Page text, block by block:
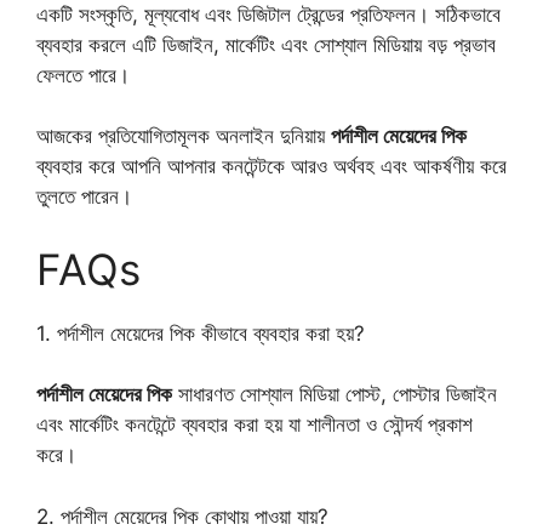
একটি সংস্কৃতি, মূল্যবোধ এবং ডিজিটাল ট্রেন্ডের প্রতিফলন। সঠিকভাবে
ব্যবহার করলে এটি ডিজাইন, মার্কেটিং এবং সোশ্যাল মিডিয়ায় বড় প্রভাব
ফেলতে পারে।
আজকের প্রতিযোগিতামূলক অনলাইন দুনিয়ায় পর্দাশীল মেয়েদের পিক
ব্যবহার করে আপনি আপনার কনটেন্টকে আরও অর্থবহ এবং আকর্ষণীয় করে
তুলতে পারেন।
FAQs
1. পর্দাশীল মেয়েদের পিক কীভাবে ব্যবহার করা হয়?
পর্দাশীল মেয়েদের পিকসাধারণত সোশ্যাল মিডিয়া পোস্ট, পোস্টার ডিজাইন
এবং মার্কেটিং কনটেন্টে ব্যবহার করা হয় যা শালীনতা ও সৌন্দর্য প্রকাশ
করে।
2. পর্দাশীল মেয়েদের পিক কোথায় পাওয়া যায়?